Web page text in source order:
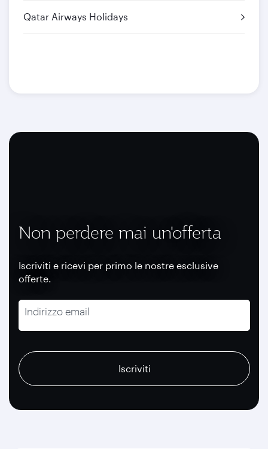
Qatar Airways Holidays
Non perdere mai un'offerta
Iscriviti e ricevi per primo le nostre esclusive
offerte.
Indirizzo email
Iscriviti